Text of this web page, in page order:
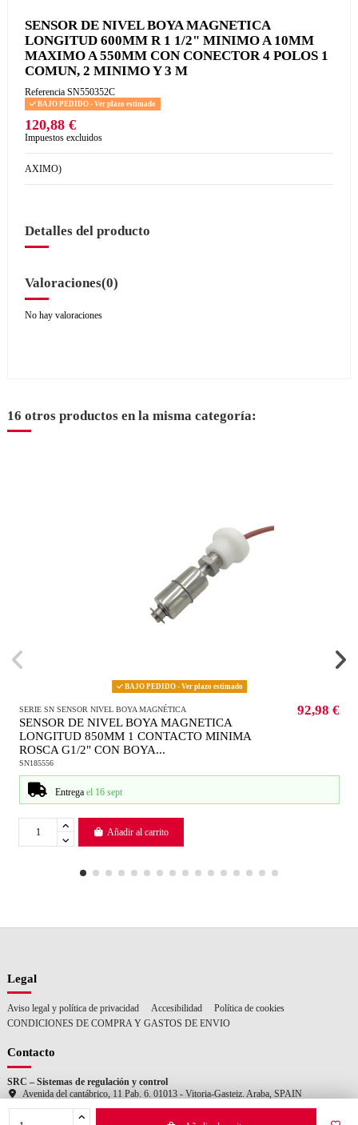
SENSOR DE NIVEL BOYA MAGNETICA
LONGITUD 600MM R 1 1/2" MINIMO A 10MM
MAXIMO A 550MM CON CONECTOR 4 POLOS 1
COMUN, 2 MINIMO Y 3 M
Referencia SN550352C
BAJO PEDIDO - Ver plazo estimado
120,88 €
Impuestos excluidos
AXIMO)
Detalles del producto
Valoraciones(0)
No hay valoraciones
16 otros productos en la misma categoría:
BAJO PEDIDO - Ver plazo estimado
SERIE SN SENSOR NIVEL BOYA MAGNÉTICA
SENSOR DE NIVEL BOYA MAGNETICA
LONGITUD 850MM 1 CONTACTO MINIMA
ROSCA G1/2" CON BOYA...
SN185556
92,98 €
Entrega el 16 sept
Añadir al carrito
Legal
Aviso legal y política de privacidad Accesibilidad
Política de cookies
CONDICIONES DE COMPRA Y GASTOS DE ENVIO
Contacto
SRC – Sistemas de regulación y control
Avenida del cantábrico, 11 Pab. 6. 01013 - Vitoria-Gasteiz. Araba, SPAIN
+34 945 259 455
consultas@srcsl.com